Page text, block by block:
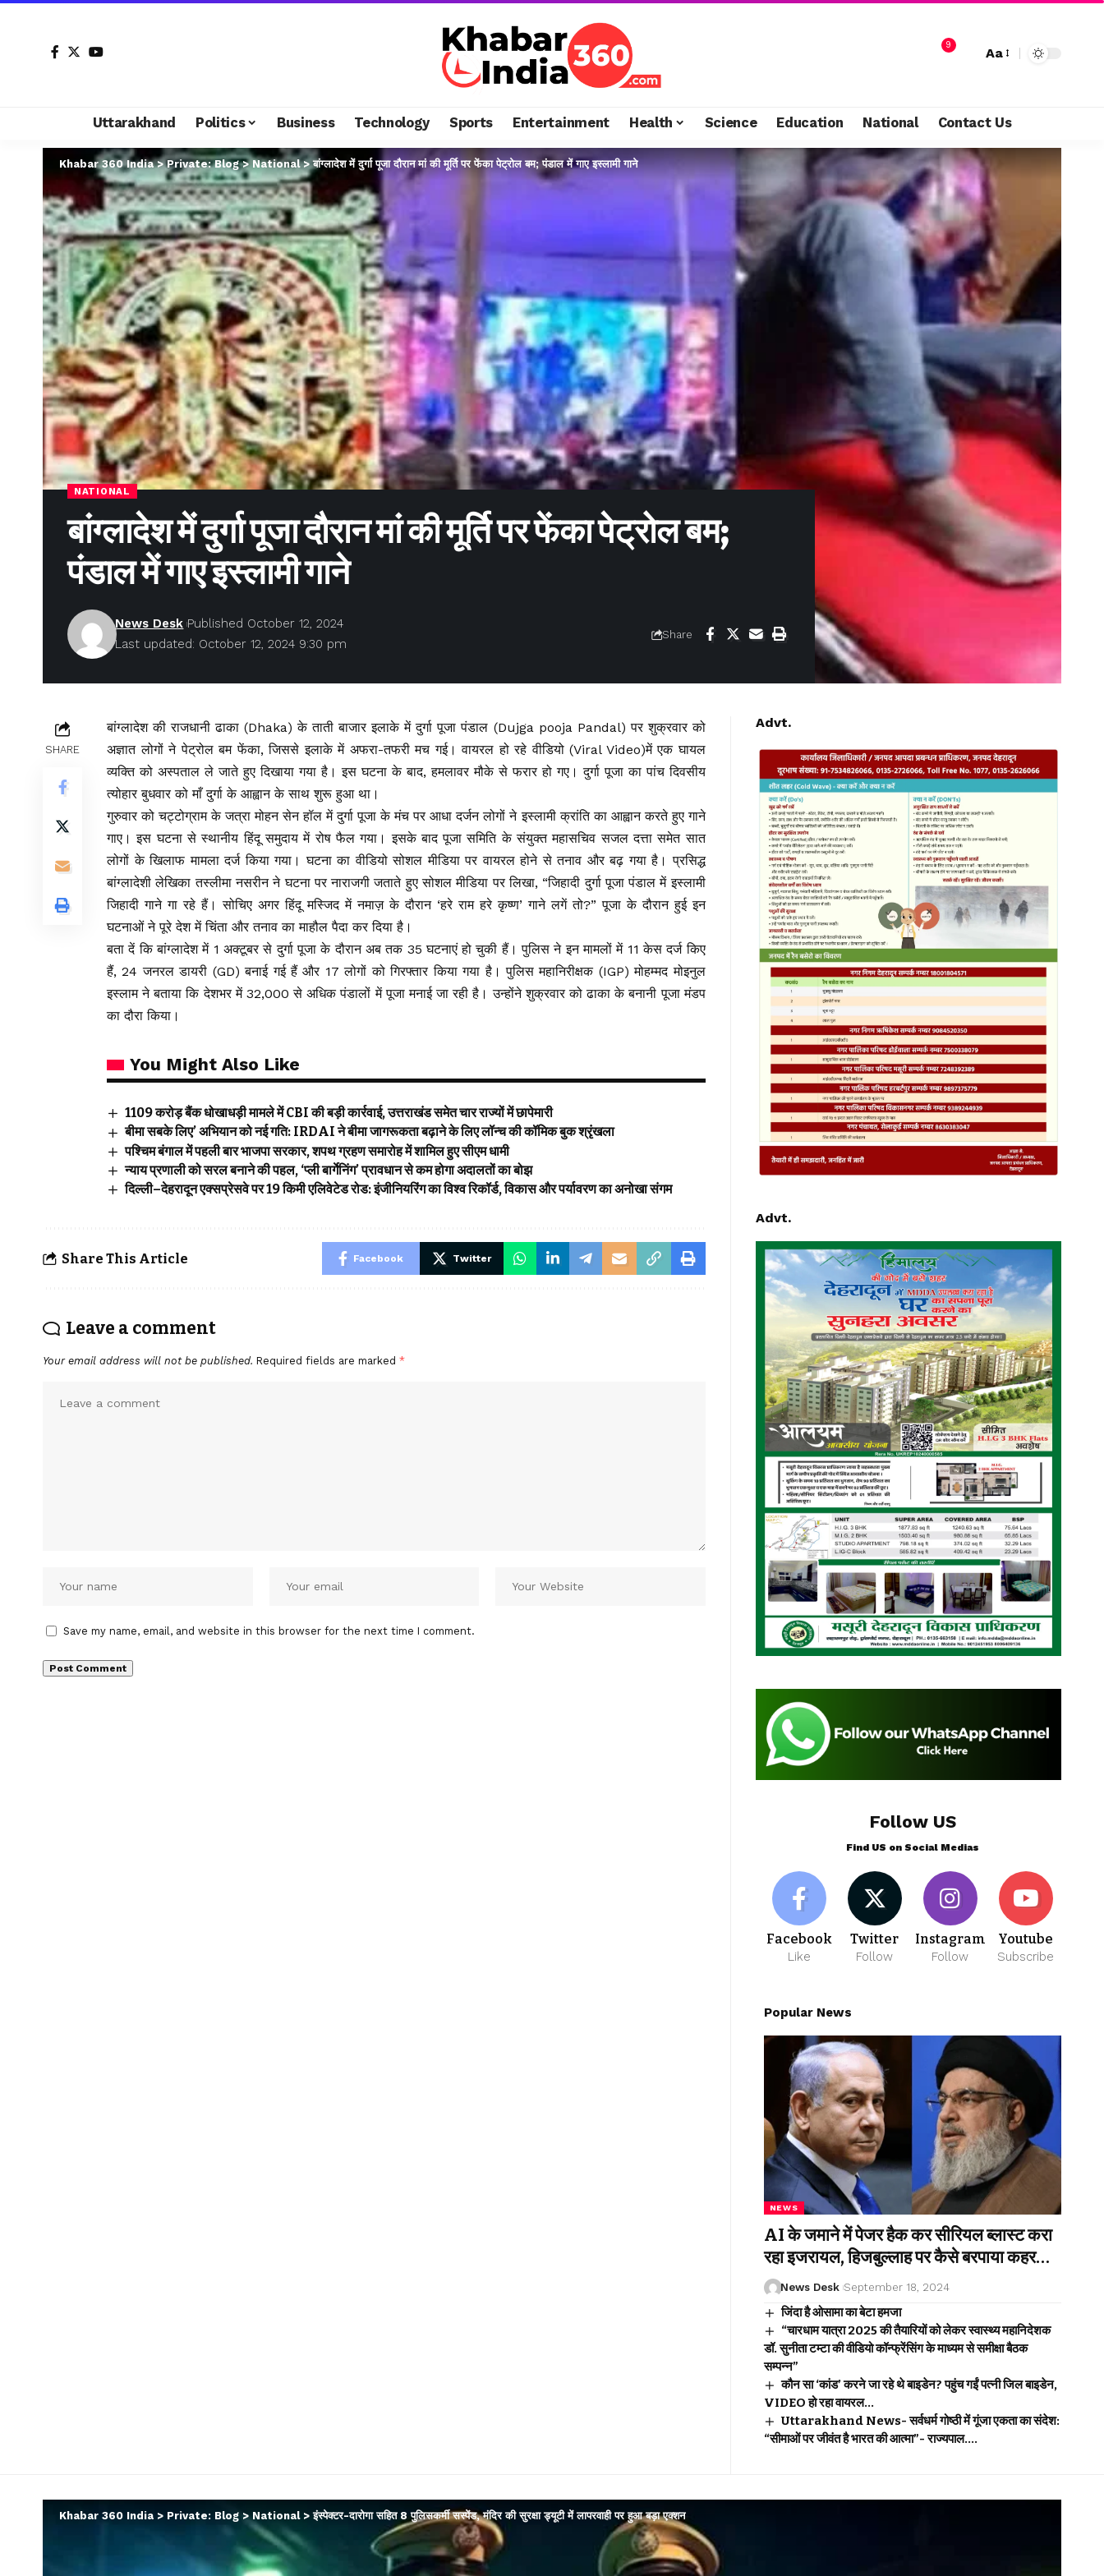
9
Aa
Uttarakhand Politics Business Technology Sports Entertainment Health Science Education National Contact Us
Khabar 360 India>Private: Blog> National>बांग्लादेश में दुर्गा पूजा दौरान मां की मूर्ति पर फेंका पेट्रोल बम; पंडाल में गाए इस्लामी गाने
NATIONAL
बांग्लादेश में दुर्गा पूजा दौरान मां की मूर्ति पर फेंका पेट्रोल बम;
पंडाल में गाए इस्लामी गाने
Last updated: October 12, 2024 9:30 pm
News Desk Published October 12, 2024
Share
SHARE
बांग्लादेश की राजधानी ढाका (Dhaka) के ताती बाजार इलाके में दुर्गा पूजा पंडाल (Dujga pooja Pandal) पर शुक्रवार को
अज्ञात लोगों ने पेट्रोल बम फेंका, जिससे इलाके में अफरा-तफरी मच गई। वायरल हो रहे वीडियो (Viral Video)में एक घायल
व्यक्ति को अस्पताल ले जाते हुए दिखाया गया है। इस घटना के बाद, हमलावर मौके से फरार हो गए। दुर्गा पूजा का पांच दिवसीय
त्योहार बुधवार को माँ दुर्गा के आह्वान के साथ शुरू हुआ था।
गुरुवार को चट्टोग्राम के जत्रा मोहन सेन हॉल में दुर्गा पूजा के मंच पर आधा दर्जन लोगों ने इस्लामी क्रांति का आह्वान करते हुए गाने
गाए। इस घटना से स्थानीय हिंदू समुदाय में रोष फैल गया। इसके बाद पूजा समिति के संयुक्त महासचिव सजल दत्ता समेत सात
लोगों के खिलाफ मामला दर्ज किया गया। घटना का वीडियो सोशल मीडिया पर वायरल होने से तनाव और बढ़ गया है। प्रसिद्ध
बांग्लादेशी लेखिका तस्लीमा नसरीन ने घटना पर नाराजगी जताते हुए सोशल मीडिया पर लिखा, “जिहादी दुर्गा पूजा पंडाल में इस्लामी
जिहादी गाने गा रहे हैं। सोचिए अगर हिंदू मस्जिद में नमाज़ के दौरान ‘हरे राम हरे कृष्ण’ गाने लगें तो?” पूजा के दौरान हुई इन
घटनाओं ने पूरे देश में चिंता और तनाव का माहौल पैदा कर दिया है।
बता दें कि बांग्लादेश में 1 अक्टूबर से दुर्गा पूजा के दौरान अब तक 35 घटनाएं हो चुकी हैं। पुलिस ने इन मामलों में 11 केस दर्ज किए
हैं, 24 जनरल डायरी (GD) बनाई गई हैं और 17 लोगों को गिरफ्तार किया गया है। पुलिस महानिरीक्षक (IGP) मोहम्मद मोइनुल
इस्लाम ने बताया कि देशभर में 32,000 से अधिक पंडालों में पूजा मनाई जा रही है। उन्होंने शुक्रवार को ढाका के बनानी पूजा मंडप
का दौरा किया।
You Might Also Like
₹1109 करोड़ बैंक धोखाधड़ी मामले में CBI की बड़ी कार्रवाई, उत्तराखंड समेत चार राज्यों में छापेमारी
बीमा सबके लिए’ अभियान को नई गति: IRDAI ने बीमा जागरूकता बढ़ाने के लिए लॉन्च की कॉमिक बुक श्रृंखला
पश्चिम बंगाल में पहली बार भाजपा सरकार, शपथ ग्रहण समारोह में शामिल हुए सीएम धामी
न्याय प्रणाली को सरल बनाने की पहल, ‘प्ली बार्गेनिंग’ प्रावधान से कम होगा अदालतों का बोझ
दिल्ली–देहरादून एक्सप्रेसवे पर 19 किमी एलिवेटेड रोड: इंजीनियरिंग का विश्व रिकॉर्ड, विकास और पर्यावरण का अनोखा संगम
Share This Article Facebook Twitter
Leave a comment
Your email address will not be published. Required fields are marked *
Save my name, email, and website in this browser for the next time I comment.
Advt.
Advt.
Follow US
Find US on Social Medias
Facebook
Like
Twitter
Follow
Instagram
Follow
Youtube
Subscribe
Popular News
NEWS
AI के जमाने में पेजर हैक कर सीरियल ब्लास्ट करा
रहा इजरायल, हिजबुल्लाह पर कैसे बरपाया कहर…
News Desk September 18, 2024
जिंदा है ओसामा का बेटा हमजा
“चारधाम यात्रा 2025 की तैयारियों को लेकर स्वास्थ्य महानिदेशक
डॉ. सुनीता टम्टा की वीडियो कॉन्फ्रेंसिंग के माध्यम से समीक्षा बैठक
सम्पन्न”
कौन सा ‘कांड’ करने जा रहे थे बाइडेन? पहुंच गईं पत्नी जिल बाइडेन,
VIDEO हो रहा वायरल…
Uttarakhand News- सर्वधर्म गोष्ठी में गूंजा एकता का संदेश:
“सीमाओं पर जीवंत है भारत की आत्मा”- राज्यपाल….
Khabar 360 India > Private: Blog > National>इंस्पेक्टर-दारोगा सहित 8 पुलिसकर्मी सस्पेंड, मंदिर की सुरक्षा ड्यूटी में लापरवाही पर हुआ बड़ा एक्शन